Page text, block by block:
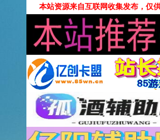
本站资源来自互联网收集发布，仅